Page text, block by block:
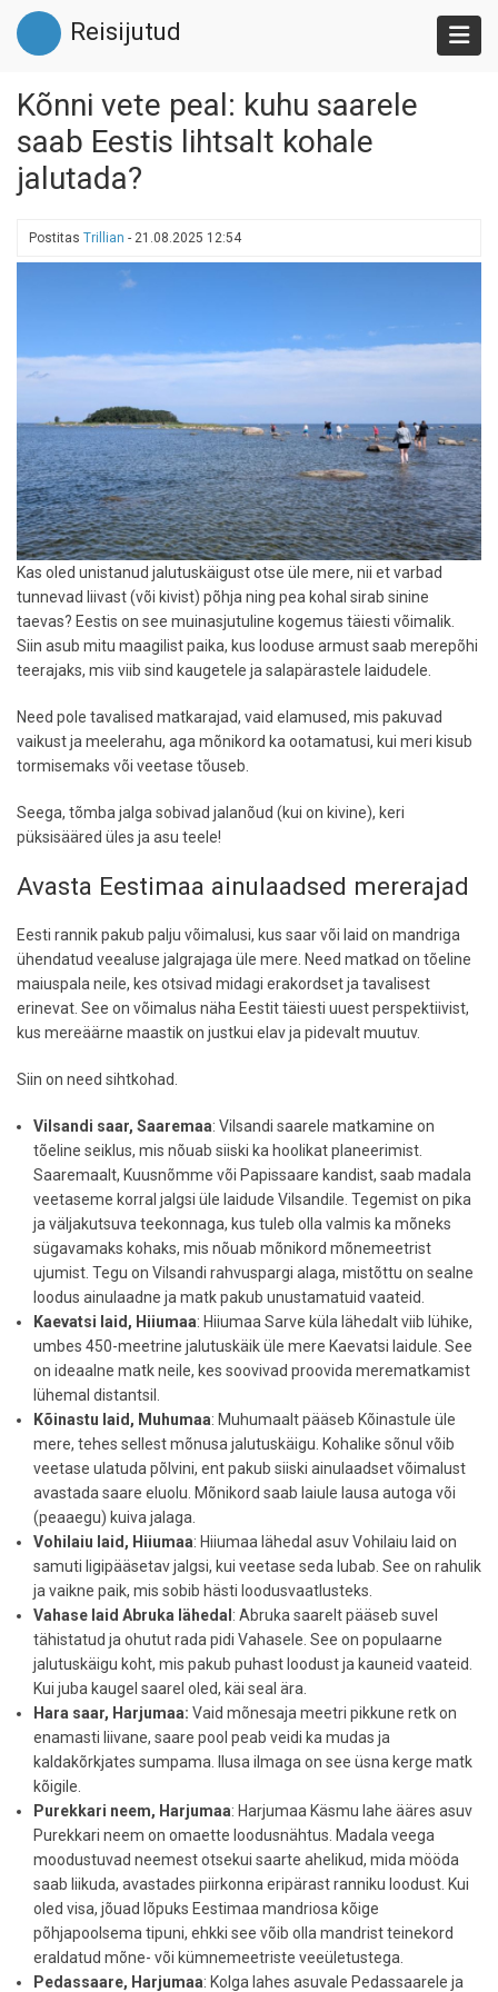
Liigu
edasi
põhisisu
Reisijutud
Kõnni vete peal: kuhu saarele
saab Eestis lihtsalt kohale
jalutada?
Postitas Trillian - 21.08.2025 12:54
Kas oled unistanud jalutuskäigust otse üle mere, nii et varbad
tunnevad liivast (või kivist) põhja ning pea kohal sirab sinine
taevas? Eestis on see muinasjutuline kogemus täiesti võimalik.
Siin asub mitu maagilist paika, kus looduse armust saab merepõhi
teerajaks, mis viib sind kaugetele ja salapärastele laidudele.
Need pole tavalised matkarajad, vaid elamused, mis pakuvad
vaikust ja meelerahu, aga mõnikord ka ootamatusi, kui meri kisub
tormisemaks või veetase tõuseb.
Seega, tõmba jalga sobivad jalanõud (kui on kivine), keri
püksisääred üles ja asu teele!
Avasta Eestimaa ainulaadsed mererajad
Eesti rannik pakub palju võimalusi, kus saar või laid on mandriga
ühendatud veealuse jalgrajaga üle mere. Need matkad on tõeline
maiuspala neile, kes otsivad midagi erakordset ja tavalisest
erinevat. See on võimalus näha Eestit täiesti uuest perspektiivist,
kus mereäärne maastik on justkui elav ja pidevalt muutuv.
Siin on need sihtkohad.
Vilsandi saar, Saaremaa: Vilsandi saarele matkamine on
tõeline seiklus, mis nõuab siiski ka hoolikat planeerimist.
Saaremaalt, Kuusnõmme või Papissaare kandist, saab madala
veetaseme korral jalgsi üle laidude Vilsandile. Tegemist on pika
ja väljakutsuva teekonnaga, kus tuleb olla valmis ka mõneks
sügavamaks kohaks, mis nõuab mõnikord mõnemeetrist
ujumist. Tegu on Vilsandi rahvuspargi alaga, mistõttu on sealne
loodus ainulaadne ja matk pakub unustamatuid vaateid.
Kaevatsi laid, Hiiumaa: Hiiumaa Sarve küla lähedalt viib lühike,
umbes 450-meetrine jalutuskäik üle mere Kaevatsi laidule. See
on ideaalne matk neile, kes soovivad proovida merematkamist
lühemal distantsil.
Kõinastu laid, Muhumaa: Muhumaalt pääseb Kõinastule üle
mere, tehes sellest mõnusa jalutuskäigu. Kohalike sõnul võib
veetase ulatuda põlvini, ent pakub siiski ainulaadset võimalust
avastada saare eluolu. Mõnikord saab laiule lausa autoga või
(peaaegu) kuiva jalaga.
Vohilaiu laid, Hiiumaa: Hiiumaa lähedal asuv Vohilaiu laid on
samuti ligipääsetav jalgsi, kui veetase seda lubab. See on rahulik
ja vaikne paik, mis sobib hästi loodusvaatlusteks.
Vahase laid Abruka lähedal : Abruka saarelt pääseb suvel
tähistatud ja ohutut rada pidi Vahasele. See on populaarne
jalutuskäigu koht, mis pakub puhast loodust ja kauneid vaateid.
Kui juba kaugel saarel oled, käi seal ära.
Hara saar, Harjumaa: Vaid mõnesaja meetri pikkune retk on
enamasti liivane, saare pool peab veidi ka mudas ja
kaldakõrkjates sumpama. Ilusa ilmaga on see üsna kerge matk
kõigile.
Purekkari neem, Harjumaa: Harjumaa Käsmu lahe ääres asuv
Purekkari neem on omaette loodusnähtus. Madala veega
moodustuvad neemest otsekui saarte ahelikud, mida mööda
saab liikuda, avastades piirkonna eripärast ranniku loodust. Kui
oled visa, jõuad lõpuks Eestimaa mandriosa kõige
põhjapoolsema tipuni, ehkki see võib olla mandrist teinekord
eraldatud mõne- või kümnemeetriste veeületustega.
Pedassaare, Harjumaa: Kolga lahes asuvale Pedassaarele ja